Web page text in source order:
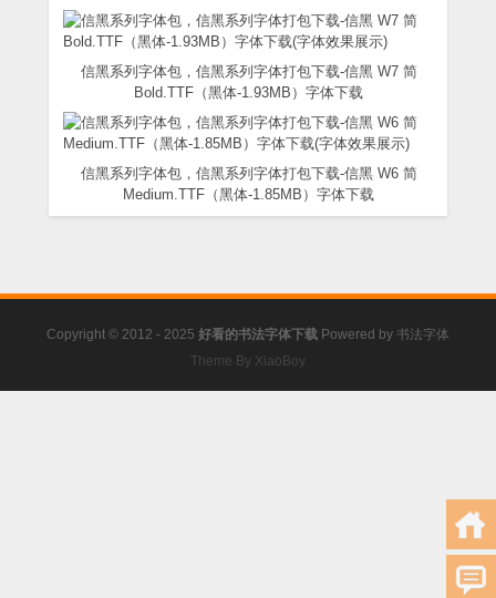
信黑系列字体包，信黑系列字体打包下载-信黑 W7 简
Bold.TTF（黑体-1.93MB）字体下载
信黑系列字体包，信黑系列字体打包下载-信黑 W6 简
Medium.TTF（黑体-1.85MB）字体下载
Copyright © 2012 - 2025 好看的书法字体下载 Powered by 书法字体
Theme By XiaoBoy